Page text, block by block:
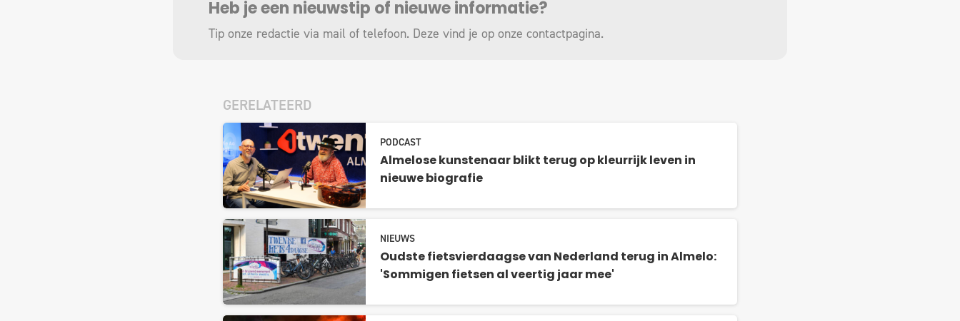
Heb je een nieuwstip of nieuwe informatie?
Tip onze redactie via mail of telefoon. Deze vind je op onze contactpagina.
GERELATEERD
PODCAST
Almelose kunstenaar blikt terug op kleurrijk leven in
nieuwe biografie
NIEUWS
Oudste fietsvierdaagse van Nederland terug in Almelo:
'Sommigen fietsen al veertig jaar mee'